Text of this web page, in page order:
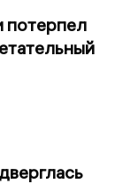
потерпел